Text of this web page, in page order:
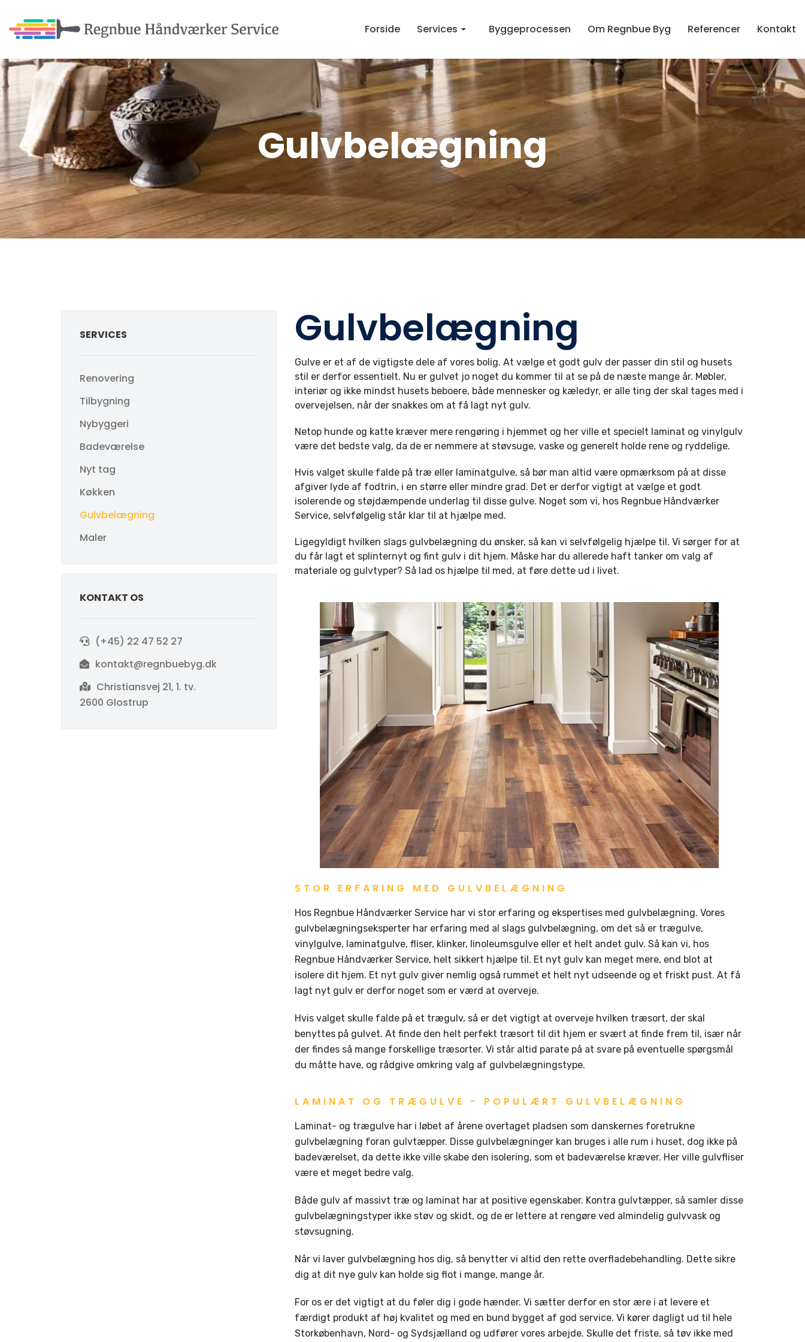
Forside Services Byggeprocessen Om Regnbue Byg Referencer Kontakt
Gulvbelægning
SERVICES
Renovering
Tilbygning
Nybyggeri
Badeværelse
Nyt tag
Køkken
Gulvbelægning
Maler
KONTAKT OS
(+45) 22 47 52 27
kontakt@regnbuebyg.dk
Christiansvej 21, 1. tv.
2600 Glostrup
Gulvbelægning
Gulve er et af de vigtigste dele af vores bolig. At vælge et godt gulv der passer din stil og husets
stil er derfor essentielt. Nu er gulvet jo noget du kommer til at se på de næste mange år. Møbler,
interiør og ikke mindst husets beboere, både mennesker og kæledyr, er alle ting der skal tages med i
overvejelsen, når der snakkes om at få lagt nyt gulv.
Netop hunde og katte kræver mere rengøring i hjemmet og her ville et specielt laminat og vinylgulv
være det bedste valg, da de er nemmere at støvsuge, vaske og generelt holde rene og ryddelige.
Hvis valget skulle falde på træ eller laminatgulve, så bør man altid være opmærksom på at disse
afgiver lyde af fodtrin, i en større eller mindre grad. Det er derfor vigtigt at vælge et godt
isolerende og støjdæmpende underlag til disse gulve. Noget som vi, hos Regnbue Håndværker
Service, selvfølgelig står klar til at hjælpe med.
Ligegyldigt hvilken slags gulvbelægning du ønsker, så kan vi selvfølgelig hjælpe til. Vi sørger for at
du får lagt et splinternyt og fint gulv i dit hjem. Måske har du allerede haft tanker om valg af
materiale og gulvtyper? Så lad os hjælpe til med, at føre dette ud i livet.
STOR ERFARING MED GULVBELÆGNING
Hos Regnbue Håndværker Service har vi stor erfaring og ekspertises med gulvbelægning. Vores
gulvbelægningseksperter har erfaring med al slags gulvbelægning, om det så er trægulve,
vinylgulve, laminatgulve, fliser, klinker, linoleumsgulve eller et helt andet gulv. Så kan vi, hos
Regnbue Håndværker Service, helt sikkert hjælpe til. Et nyt gulv kan meget mere, end blot at
isolere dit hjem. Et nyt gulv giver nemlig også rummet et helt nyt udseende og et friskt pust. At få
lagt nyt gulv er derfor noget som er værd at overveje.
Hvis valget skulle falde på et trægulv, så er det vigtigt at overveje hvilken træsort, der skal
benyttes på gulvet. At finde den helt perfekt træsort til dit hjem er svært at finde frem til, især når
der findes så mange forskellige træsorter. Vi står altid parate på at svare på eventuelle spørgsmål
du måtte have, og rådgive omkring valg af gulvbelægningstype.
LAMINAT OG TRÆGULVE - POPULÆRT GULVBELÆGNING
Laminat- og trægulve har i løbet af årene overtaget pladsen som danskernes foretrukne
gulvbelægning foran gulvtæpper. Disse gulvbelægninger kan bruges i alle rum i huset, dog ikke på
badeværelset, da dette ikke ville skabe den isolering, som et badeværelse kræver. Her ville gulvfliser
være et meget bedre valg.
Både gulv af massivt træ og laminat har at positive egenskaber. Kontra gulvtæpper, så samler disse
gulvbelægningstyper ikke støv og skidt, og de er lettere at rengøre ved almindelig gulvvask og
støvsugning.
Når vi laver gulvbelægning hos dig, så benytter vi altid den rette overfladebehandling. Dette sikre
dig at dit nye gulv kan holde sig flot i mange, mange år.
For os er det vigtigt at du føler dig i gode hænder. Vi sætter derfor en stor ære i at levere et
færdigt produkt af høj kvalitet og med en bund bygget af god service. Vi kører dagligt ud til hele
Storkøbenhavn, Nord- og Sydsjælland og udfører vores arbejde. Skulle det friste, så tøv ikke med